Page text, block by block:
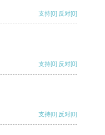
支持[0] 反对[0]
支持[0] 反对[0]
支持[0] 反对[0]